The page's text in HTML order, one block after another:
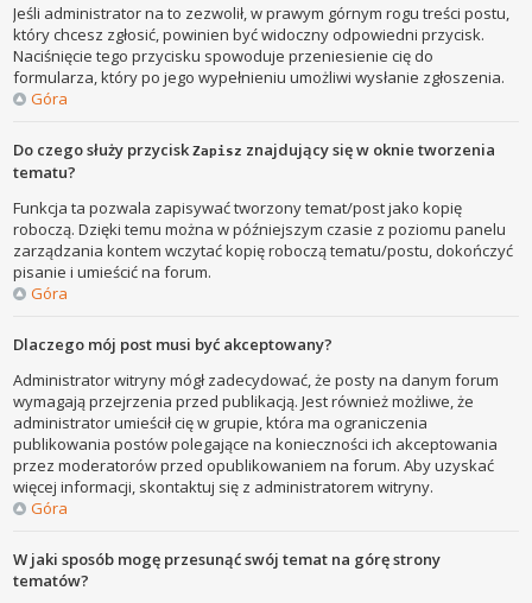
Jeśli administrator na to zezwolił, w prawym górnym rogu treści postu,
który chcesz zgłosić, powinien być widoczny odpowiedni przycisk.
Naciśnięcie tego przycisku spowoduje przeniesienie cię do
formularza, który po jego wypełnieniu umożliwi wysłanie zgłoszenia.
Góra
Do czego służy przyciskZapisz znajdujący się w oknie tworzenia
tematu?
Funkcja ta pozwala zapisywać tworzony temat/post jako kopię
roboczą. Dzięki temu można w późniejszym czasie z poziomu panelu
zarządzania kontem wczytać kopię roboczą tematu/postu, dokończyć
pisanie i umieścić na forum.
Góra
Dlaczego mój post musi być akceptowany?
Administrator witryny mógł zadecydować, że posty na danym forum
wymagają przejrzenia przed publikacją. Jest również możliwe, że
administrator umieścił cię w grupie, która ma ograniczenia
publikowania postów polegające na konieczności ich akceptowania
przez moderatorów przed opublikowaniem na forum. Aby uzyskać
więcej informacji, skontaktuj się z administratorem witryny.
Góra
W jaki sposób mogę przesunąć swój temat na górę strony
tematów?